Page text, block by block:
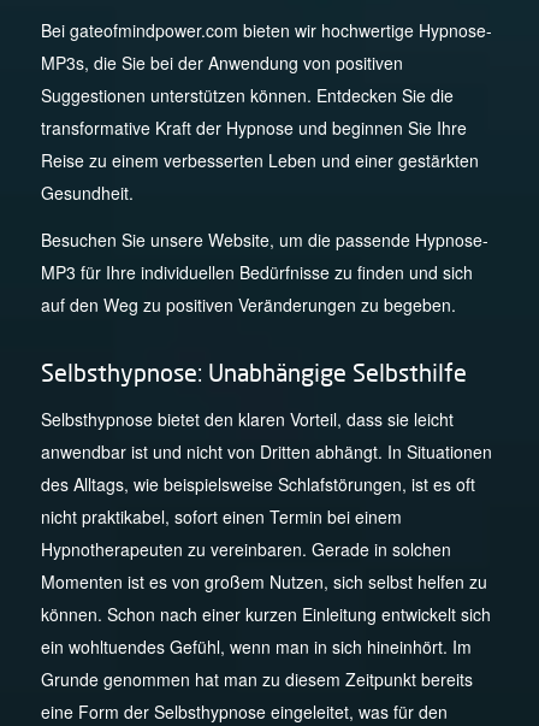
Bei gateofmindpower.com bieten wir hochwertige Hypnose-
MP3s, die Sie bei der Anwendung von positiven
Suggestionen unterstützen können. Entdecken Sie die
transformative Kraft der Hypnose und beginnen Sie Ihre
Reise zu einem verbesserten Leben und einer gestärkten
Gesundheit.
Besuchen Sie unsere Website, um die passende Hypnose-
MP3 für Ihre individuellen Bedürfnisse zu finden und sich
auf den Weg zu positiven Veränderungen zu begeben.
Selbsthypnose: Unabhängige Selbsthilfe
Selbsthypnose bietet den klaren Vorteil, dass sie leicht
anwendbar ist und nicht von Dritten abhängt. In Situationen
des Alltags, wie beispielsweise Schlafstörungen, ist es oft
nicht praktikabel, sofort einen Termin bei einem
Hypnotherapeuten zu vereinbaren. Gerade in solchen
Momenten ist es von großem Nutzen, sich selbst helfen zu
können. Schon nach einer kurzen Einleitung entwickelt sich
ein wohltuendes Gefühl, wenn man in sich hineinhört. Im
Grunde genommen hat man zu diesem Zeitpunkt bereits
eine Form der Selbsthypnose eingeleitet, was für den